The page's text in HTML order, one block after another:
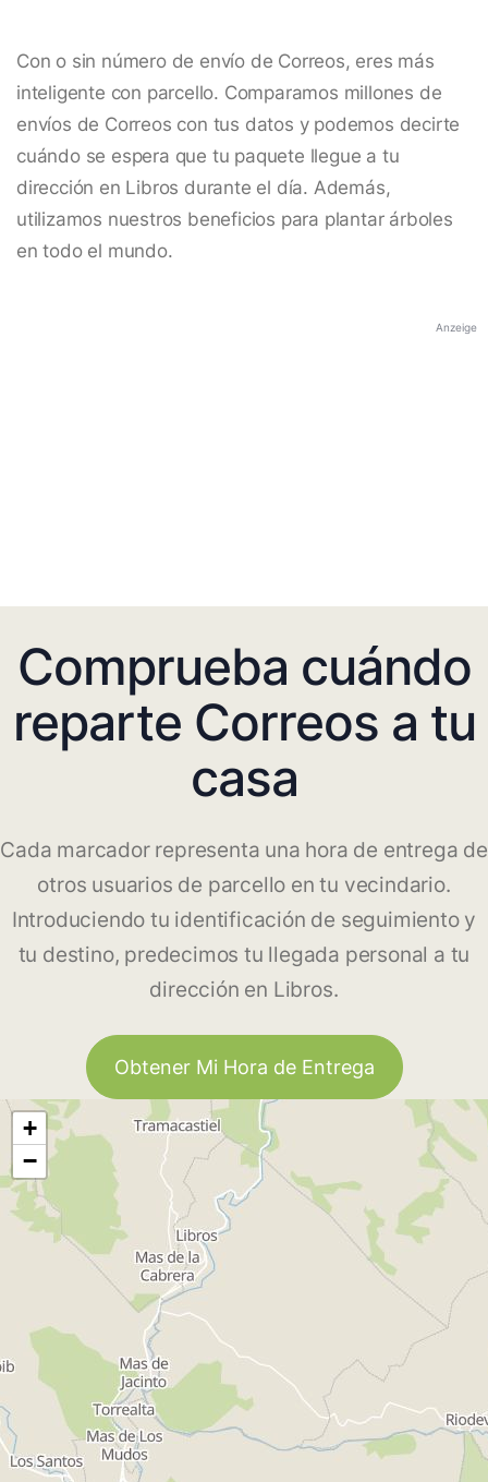
Con o sin número de envío de Correos, eres más
inteligente con parcello. Comparamos millones de
envíos de Correos con tus datos y podemos decirte
cuándo se espera que tu paquete llegue a tu
dirección en Libros durante el día. Además,
utilizamos nuestros beneficios para plantar árboles
en todo el mundo.
Anzeige
Comprueba cuándo
reparte Correos a tu
casa
Cada marcador representa una hora de entrega de
otros usuarios de parcello en tu vecindario.
Introduciendo tu identificación de seguimiento y
tu destino, predecimos tu llegada personal a tu
dirección en Libros.
Obtener Mi Hora de Entrega
+
−